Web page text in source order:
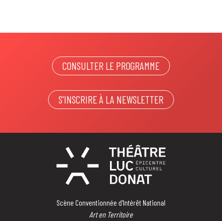
CONSULTER LE PROGRAMME
S'INSCRIRE À LA NEWSLETTER
Scène Conventionnée d'Intérêt National
Art en Territoire